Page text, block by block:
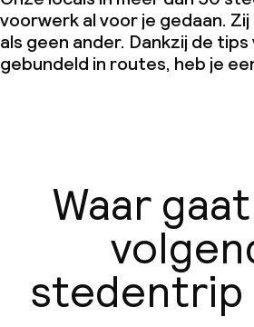
voorwerk al voor je gedaan.
als geen ander. Dankzij de tips
gebundeld in routes, heb je
Waar
stedentrip